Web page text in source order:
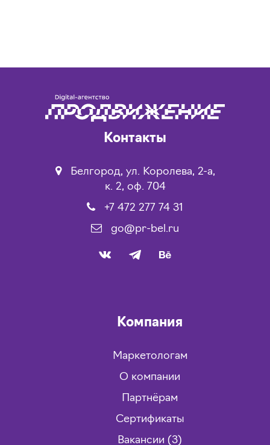
Контакты
Белгород, ул. Королева, 2-а,
к. 2, оф. 704
+7 472 277 74 31
go@pr-bel.ru
Компания
Маркетологам
О компании
Партнёрам
Сертификаты
Вакансии (3)